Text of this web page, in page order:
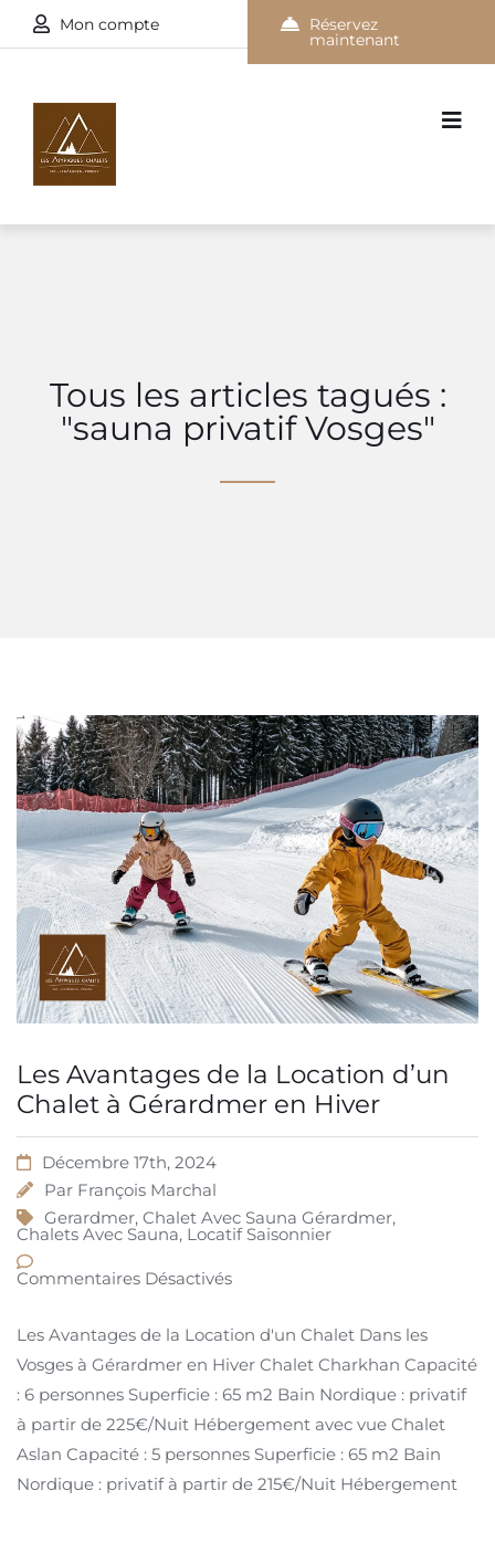
Mon compte Réservez
maintenant
Tous les articles tagués :
"sauna privatif Vosges"
Les Avantages de la Location d’un
Chalet à Gérardmer en Hiver
Décembre 17th, 2024
Par François Marchal
Gerardmer, Chalet Avec Sauna Gérardmer,
Chalets Avec Sauna, Locatif Saisonnier
Commentaires Désactivés
Les Avantages de la Location d'un Chalet Dans les
Vosges à Gérardmer en Hiver Chalet Charkhan Capacité
: 6 personnes Superficie : 65 m2 Bain Nordique : privatif
à partir de 225€/Nuit Hébergement avec vue Chalet
Aslan Capacité : 5 personnes Superficie : 65 m2 Bain
Nordique : privatif à partir de 215€/Nuit Hébergement